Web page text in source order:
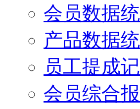
会员数据
产品数据
员工提成
会员综合